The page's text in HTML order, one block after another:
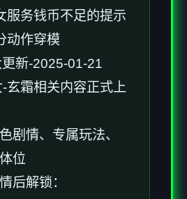
服务钱币不足的提示
动作穿模
新-2025-01-21
玄霜相关内容正式上
剧情、专属玩法、
位
后解锁：